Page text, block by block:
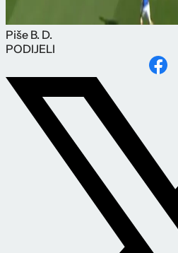
Piše B. D.
PODIJELI